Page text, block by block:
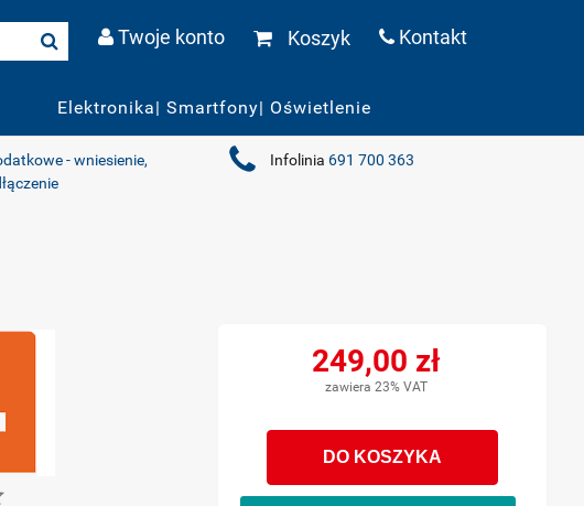
Twoje konto Koszyk Kontakt
Elektronika| Smartfony| Oświetlenie
- wniesienie,
Infolinia 691 700 363
249,00 zł
zawiera 23% VAT
DO KOSZYKA